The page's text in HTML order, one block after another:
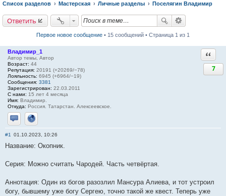
Список разделов Мастерская Личные разделы Поселягин Владимир
Ответить
Первое новое сообщение • 15 сообщений • Страница 1 из 1
Владимир_1
Автор темы, Автор
Возраст: 44
Репутация: 20191 (+20269/−78)
Лояльность: 6945 (+6964/−19)
Сообщения: 3381
Зарегистрирован: 22.03.2011
С нами: 15 лет 4 месяца
Имя: Владимир.
Откуда: Россия. Татарстан. Алексеевское.
Отправить личное сообщение
Сайт
7
#1 01.10.2023, 10:26
Название: Окопник.
Серия: Можно считать Чародей. Часть четвёртая.
Аннотация: Один из богов разозлил Мансура Алиева, и тот устроил
богу, бывшему уже богу Сергею, точно такой же квест. Теперь уже